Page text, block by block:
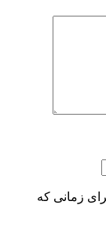
زمانی که